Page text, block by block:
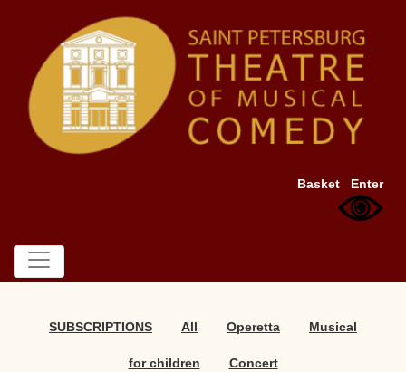
Basket Enter
SUBSCRIPTIONS All Operetta Musical
for children Concert